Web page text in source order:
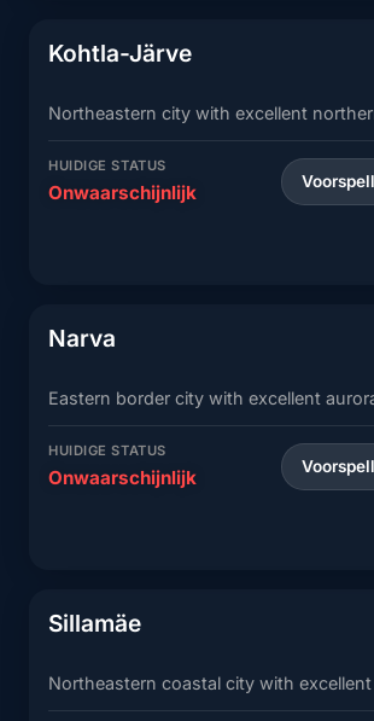
Kohtla-Järve
Northeastern city with excellent
HUIDIGE STATUS
Onwaarschijnlijk
Narva
Eastern border city with excellent
HUIDIGE STATUS
Onwaarschijnlijk
Sillamäe
Northeastern coastal city with excellent